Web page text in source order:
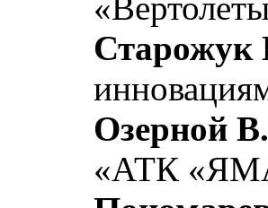
Старожук
Озерной
«АТК